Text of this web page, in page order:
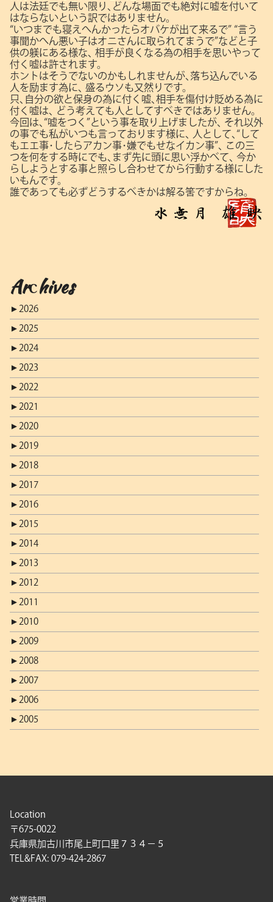
人は法廷でも無い限り､どんな場面でも絶対に嘘を付いて
はならないという訳ではありません。
“いつまでも寝えへんかったらオバケが出て来るで” “言う
事聞かへん悪い子はオニさんに取られてまうで”などと子
供の躾にある様な､
相手が良くなる為の相手を思いやって
付く嘘は許されます。
ホントはそうでないのかもしれませんが､落ち込んでいる
人を励ます為に､
盛るウソも又然りです。
只､自分の欲と保身の為に付く嘘､相手を傷付け貶める為に
付く嘘は､
どう考えても人としてすべきではありません。
今回は､“嘘をつく”という事を取り上げましたが､
それ以外
の事でも私がいつも言っております様に､
人として､“して
もエエ事･したらアカン事･嫌でもせなイカン事”､
この三
つを何をする時にでも､まず先に頭に思い浮かべて､
今か
らしようとする事と照らし合わせてから行動する様にした
いもんです。
誰であっても必ずどうするべきかは解る筈ですからね。
Archives
► 2026
► 2025
► 2024
► 2023
► 2022
► 2021
► 2020
► 2019
► 2018
► 2017
► 2016
► 2015
► 2014
► 2013
► 2012
► 2011
► 2010
► 2009
► 2008
► 2007
► 2006
► 2005
Location
〒675-0022
兵庫県加古川市尾上町口里７３４－５
TEL&FAX: 079-424-2867